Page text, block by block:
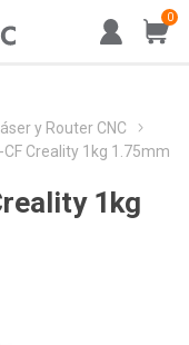
0
y Router CNC
Creality 1kg 1.75mm
1kg